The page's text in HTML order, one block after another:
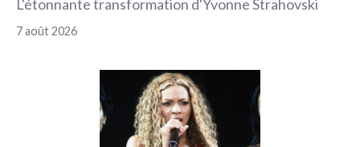
L'étonnante transformation d'Yvonne Strahovski
7 août 2026